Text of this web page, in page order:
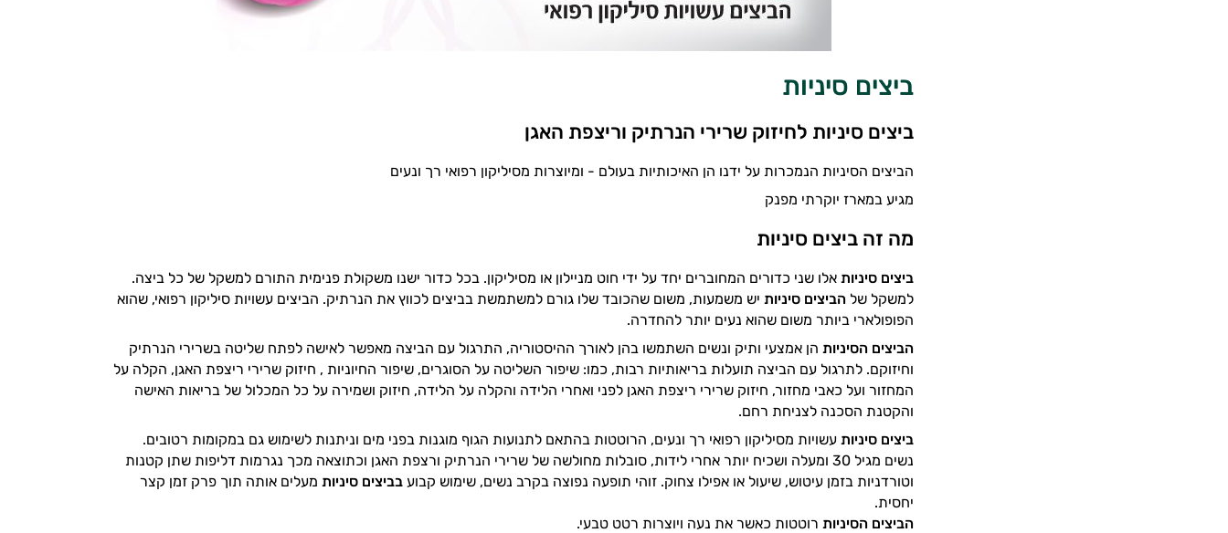
ביצים סיניות
ביצים סיניות לחיזוק שרירי הנרתיק וריצפת האגן
הביצים הסיניות הנמכרות על ידנו הן האיכותיות בעולם - ומיוצרות מסיליקון רפואי רך ונעים
מגיע במארז יוקרתי מפנק
מה זה ביצים סיניות
ביצים סיניות אלו שני כדורים המחוברים יחד על ידי חוט מניילון או מסיליקון. בכל כדור ישנו משקולת פנימית התורם למשקל של כל ביצה.
למשקל של הביצים סיניות יש משמעות, משום שהכובד שלו גורם למשתמשת בביצים לכווץ את הנרתיק. הביצים עשויות סיליקון רפואי, שהוא
הפופולארי ביותר משום שהוא נעים יותר להחדרה.
הביצים הסיניות הן אמצעי ותיק ונשים השתמשו בהן לאורך ההיסטוריה, התרגול עם הביצה מאפשר לאישה לפתח שליטה בשרירי הנרתיק
וחיזוקם. לתרגול עם הביצה תועלות בריאותיות רבות, כמו: שיפור השליטה על הסוגרים, שיפור החיוניות , חיזוק שרירי ריצפת האגן, הקלה על
המחזור ועל כאבי מחזור, חיזוק שרירי ריצפת האגן לפני ואחרי הלידה והקלה על הלידה, חיזוק ושמירה על כל המכלול של בריאות האישה
והקטנת הסכנה לצניחת רחם.
ביצים סיניות עשויות מסיליקון רפואי רך ונעים, הרוטטות בהתאם לתנועות הגוף מוגנות בפני מים וניתנות לשימוש גם במקומות רטובים.
נשים מגיל 30 ומעלה ושכיח יותר אחרי לידות, סובלות מחולשה של שרירי הנרתיק ורצפת האגן וכתוצאה מכך נגרמות דליפות שתן קטנות
וטורדניות בזמן עיטוש, שיעול או אפילו צחוק. זוהי תופעה נפוצה בקרב נשים, שימוש קבוע בביצים סיניות מעלים אותה תוך פרק זמן קצר
יחסית.
הביצים הסיניות רוטטות כאשר את נעה ויוצרות רטט טבעי.